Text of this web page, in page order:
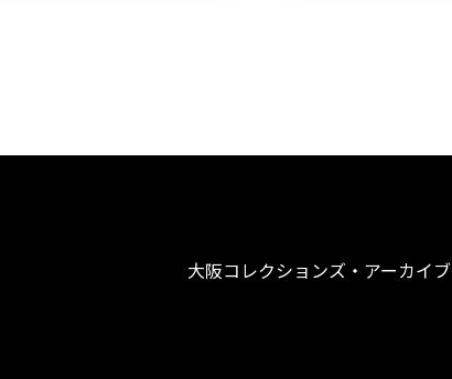
大阪コレクションズ・アーカイブ